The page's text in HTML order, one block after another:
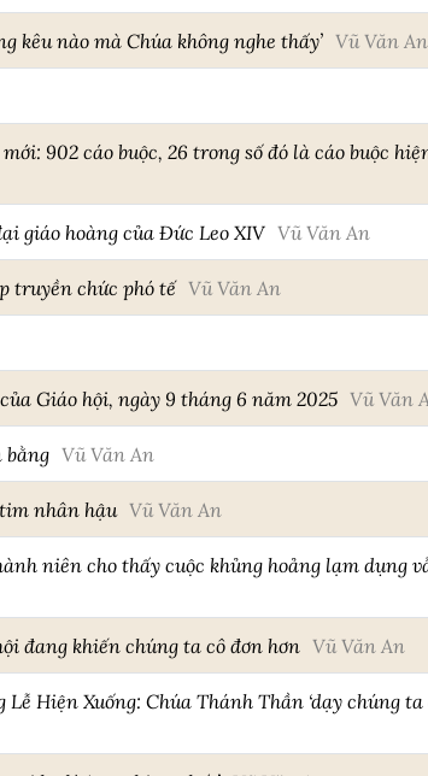
kêu nào mà Chúa không nghe thấy’ Vũ Văn An
902 cáo buộc, 26 trong số đó là cáo buộc
giáo hoàng của Đức Leo XIV Vũ Văn An
truyền chức phó tế Vũ Văn An
Giáo hội, ngày 9 tháng 6 năm 2025 Vũ Văn
bằng Vũ Văn An
nhân hậu Vũ Văn An
niên cho thấy cuộc khủng hoảng lạm dụng
đang khiến chúng ta cô đơn hơn Vũ Văn An
Hiện Xuống: Chúa Thánh Thần ‘dạy chúng